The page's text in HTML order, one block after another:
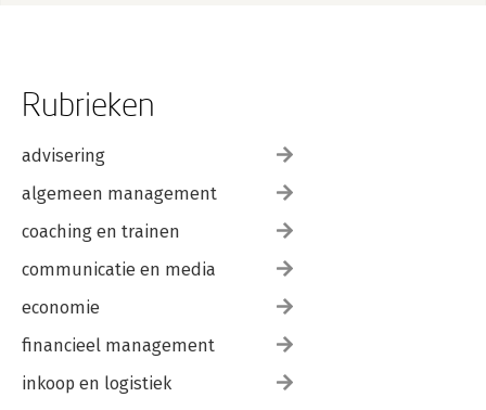
Rubrieken
advisering
algemeen management
coaching en trainen
communicatie en media
economie
financieel management
inkoop en logistiek